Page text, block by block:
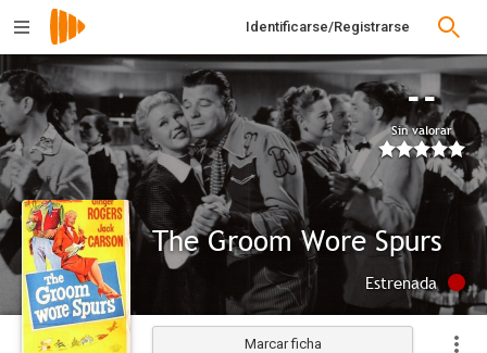
Identificarse/Registrarse
--
Sin valorar
The Groom Wore Spurs
Estrenada
Marcar ficha